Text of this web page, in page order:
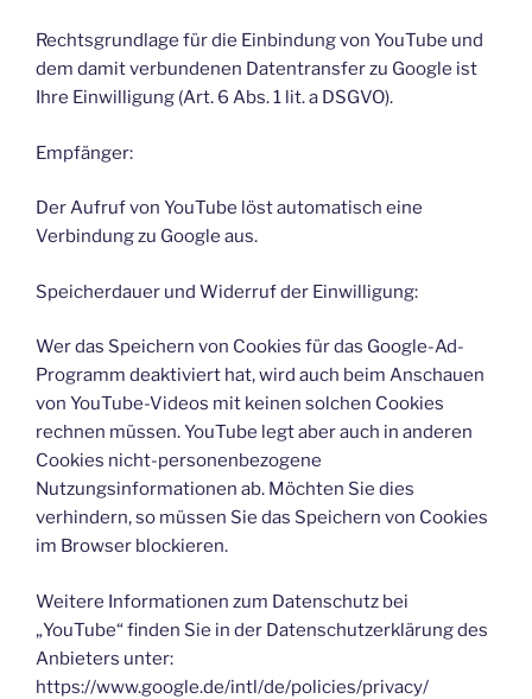
Rechtsgrundlage für die Einbindung von YouTube und
dem damit verbundenen Datentransfer zu Google ist
Ihre Einwilligung (Art. 6 Abs. 1 lit. a DSGVO).
Empfänger:
Der Aufruf von YouTube löst automatisch eine
Verbindung zu Google aus.
Speicherdauer und Widerruf der Einwilligung:
Wer das Speichern von Cookies für das Google-Ad-
Programm deaktiviert hat, wird auch beim Anschauen
von YouTube-Videos mit keinen solchen Cookies
rechnen müssen. YouTube legt aber auch in anderen
Cookies nicht-personenbezogene
Nutzungsinformationen ab. Möchten Sie dies
verhindern, so müssen Sie das Speichern von Cookies
im Browser blockieren.
Weitere Informationen zum Datenschutz bei
„YouTube“ finden Sie in der Datenschutzerklärung des
Anbieters unter:
https://www.google.de/intl/de/policies/privacy/